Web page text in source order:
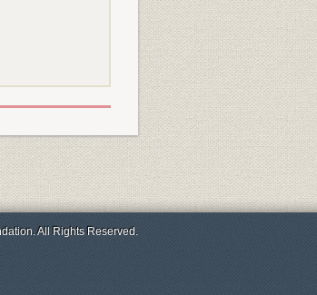
All Rights Reserved.